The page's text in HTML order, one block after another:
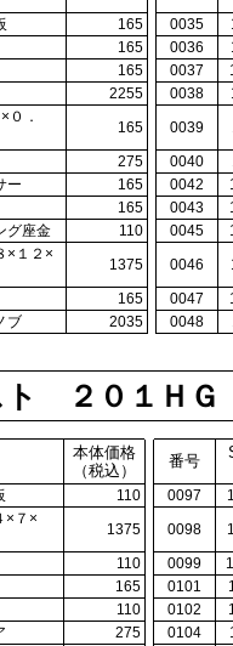
165 0035
165 0036
165 0037
2255 0038
０．
165 0039
275 0040
ー 165 0042
165 0043
グ座金 110 0045
×１２×
1375 0046
165 0047
ブ 2035 0048
ト ２０１ＨＧ
本体価格
（税込）
番号
110 0097
×７×
1375 0098
110 0099
165 0101
110 0102
275 0104